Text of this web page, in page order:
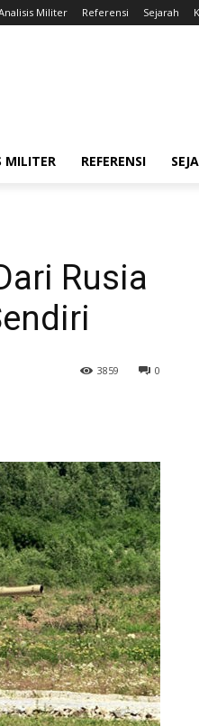
Militer Referensi Sejarah
MILITER REFERENSI
Rusia
0
3859